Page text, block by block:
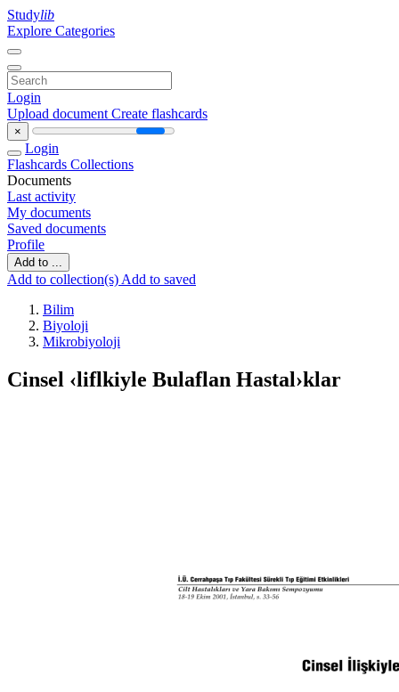
Studylib
Explore Categories
Login
Upload document Create flashcards
×
Login
Flashcards Collections
Documents
Last activity
My documents
Saved documents
Profile
Add to ...
Add to collection(s) Add to saved
Bilim
Biyoloji
Mikrobiyoloji
Cinsel ‹liflkiyle Bulaflan Hastal›klar